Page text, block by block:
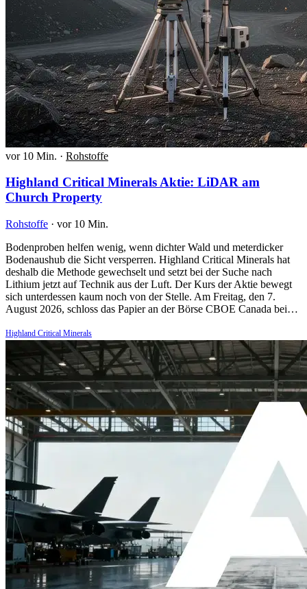
vor 10 Min. · Rohstoffe
Highland Critical Minerals Aktie: LiDAR am
Church Property
Rohstoffe · vor 10 Min.
Bodenproben helfen wenig, wenn dichter Wald und meterdicker
Bodenaushub die Sicht versperren. Highland Critical Minerals hat
deshalb die Methode gewechselt und setzt bei der Suche nach
Lithium jetzt auf Technik aus der Luft. Der Kurs der Aktie bewegt
sich unterdessen kaum noch von der Stelle. Am Freitag, den 7.
August 2026, schloss das Papier an der Börse CBOE Canada bei…
Highland Critical Minerals